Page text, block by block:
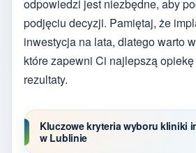
odpowiedzi jest niezbędne, aby
podjęciu decyzji. Pamiętaj, że
inwestycja na lata, dlatego warto
które zapewni Ci najlepszą
rezultaty.
Kluczowe kryteria wyboru kliniki
w Lublinie